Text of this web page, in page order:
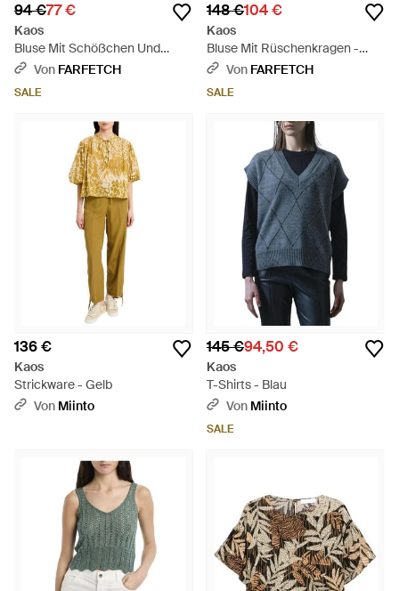
94 €77 €
Kaos
Bluse Mit Schößchen Und
Quaste - Weiß
Von FARFETCH
SALE
148 €104 €
Kaos
Bluse Mit Rüschenkragen -
GelbVon FARFETCH
SALE
136 €
Kaos
Strickware - Gelb
Von Miinto
145 €94,50 €
Kaos
T-Shirts - Blau
Von Miinto
SALE